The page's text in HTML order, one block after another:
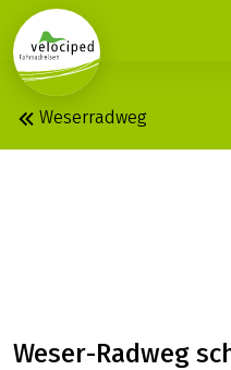
1
Weserradweg
Weser-Radweg